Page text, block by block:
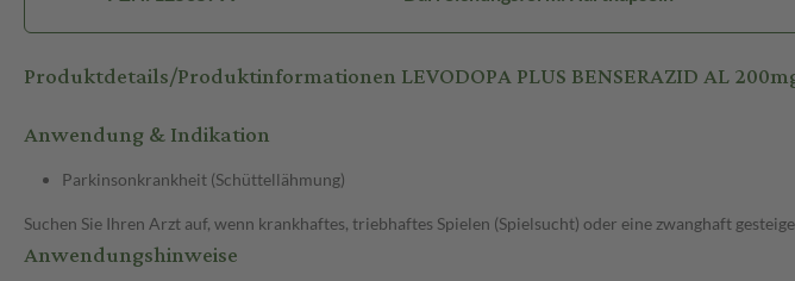
Produktdetails/Produktinformationen LEVODOPA PLUS BENSERAZID AL
Anwendung & Indikation
Parkinsonkrankheit (Schüttellähmung)
Suchen Sie Ihren Arzt auf, wenn krankhaftes, triebhaftes Spielen (Spielsucht) oder eine zwanghaft
Anwendungshinweise